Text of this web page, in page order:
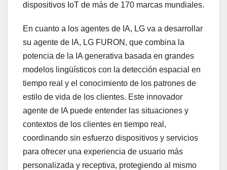
dispositivos IoT de más de 170 marcas mundiales.
En cuanto a los agentes de IA, LG va a desarrollar
su agente de IA, LG FURON, que combina la
potencia de la IA generativa basada en grandes
modelos lingüísticos con la detección espacial en
tiempo real y el conocimiento de los patrones de
estilo de vida de los clientes. Este innovador
agente de IA puede entender las situaciones y
contextos de los clientes en tiempo real,
coordinando sin esfuerzo dispositivos y servicios
para ofrecer una experiencia de usuario más
personalizada y receptiva, protegiendo al mismo